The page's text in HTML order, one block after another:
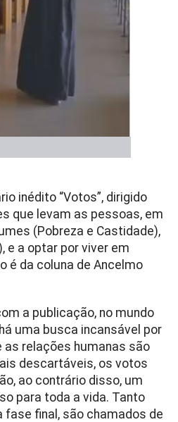
inédito “Votos”, dirigido
que levam as pessoas, em
(Pobreza e Castidade),
e a optar por viver em
é da coluna de Ancelmo
a publicação, no mundo
uma busca incansável por
as relações humanas são
descartáveis, os votos
ao contrário disso, um
para toda a vida. Tanto
fase final, são chamados de